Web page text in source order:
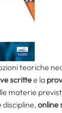
teoriche
scrittee la
materie
discipline, online